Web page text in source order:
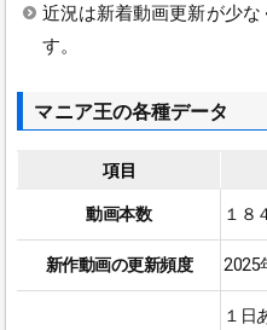
近況は新着動画更新が少な
す。
マニア王の各種データ
項目
動画本数 １８
新作動画の更新頻度 2025
１日